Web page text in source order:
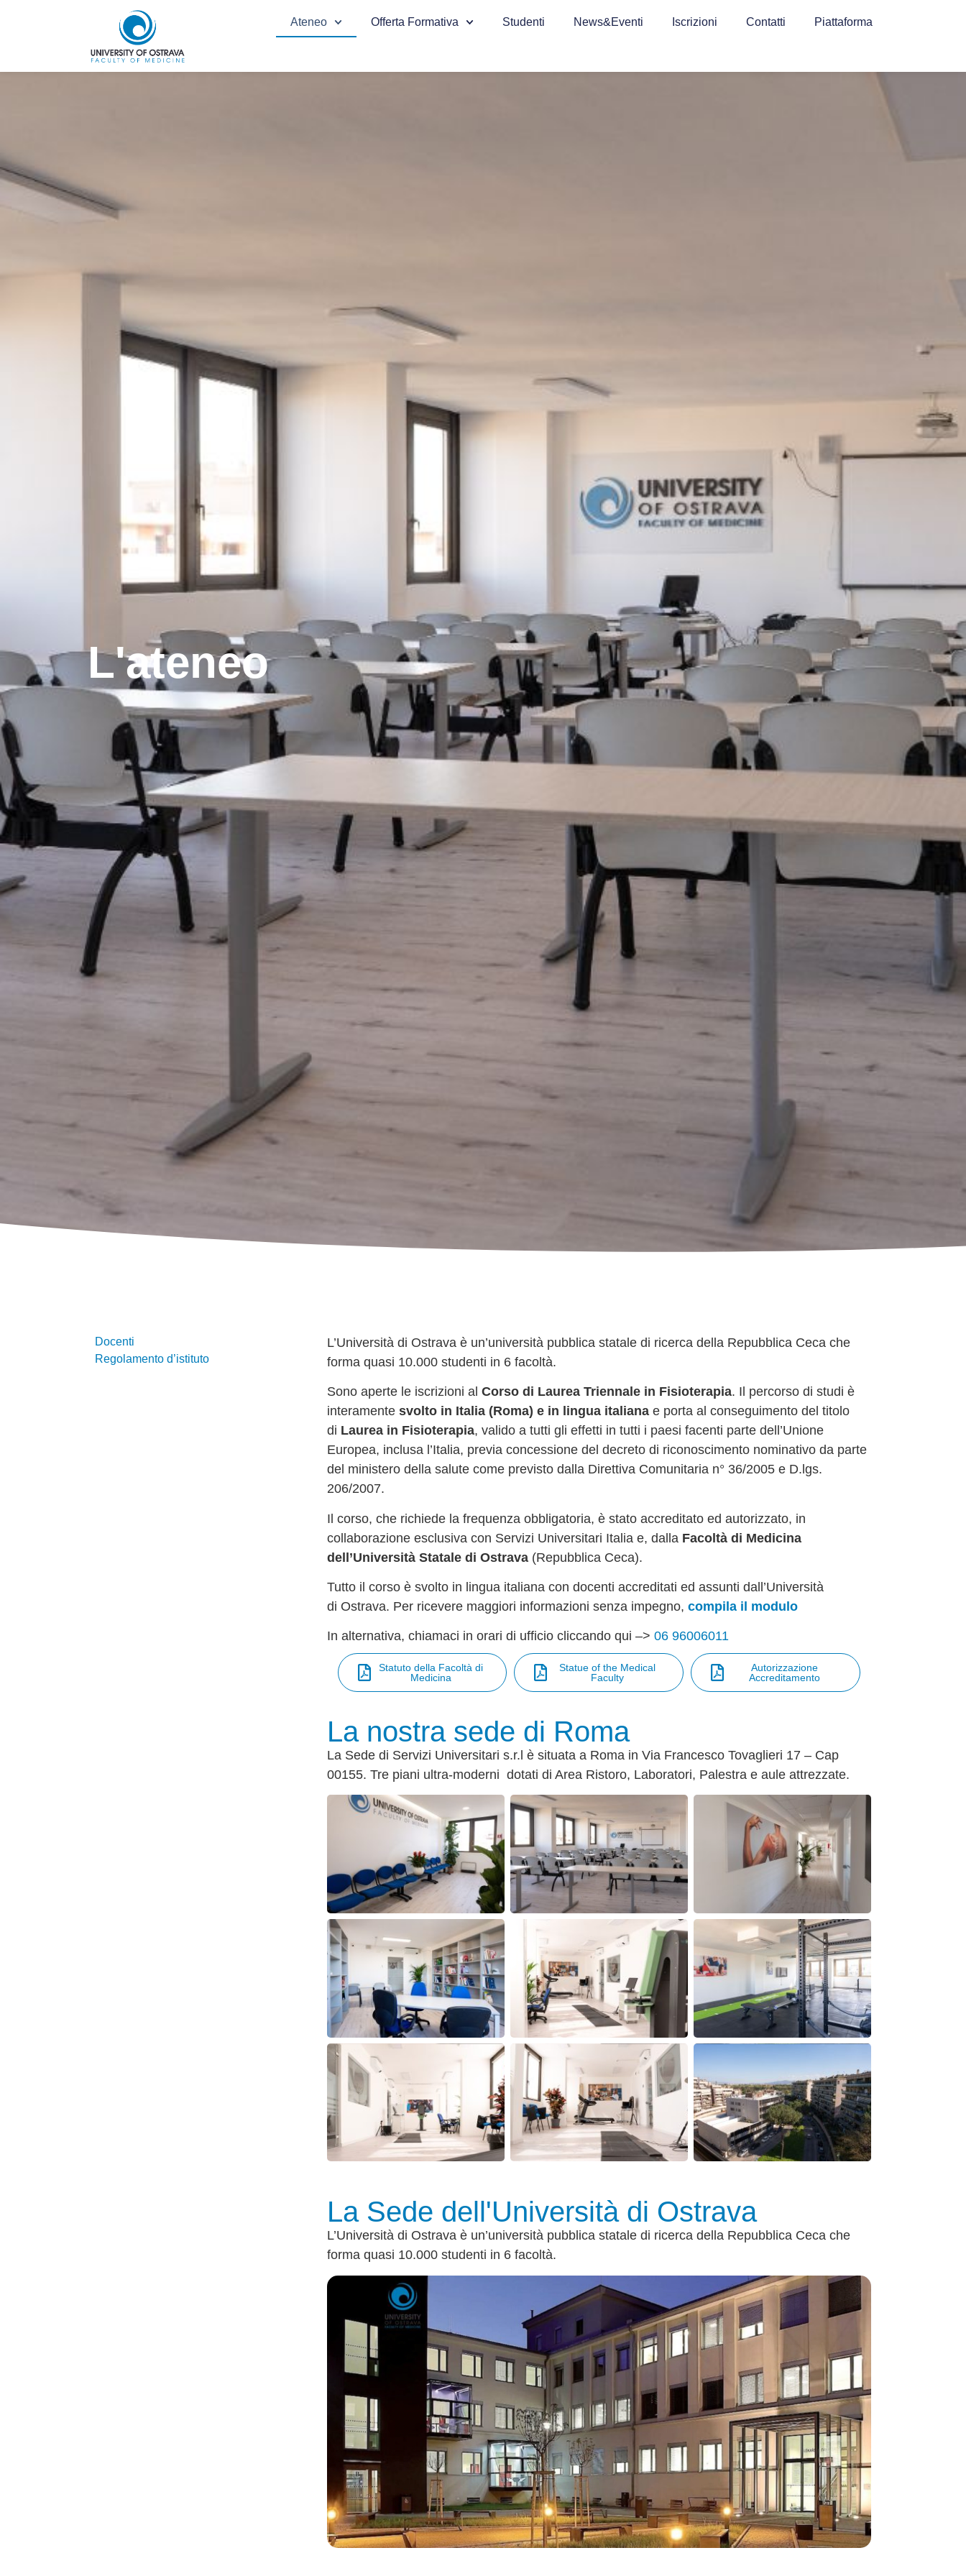
Ateneo Offerta Formativa Studenti News&Eventi Iscrizioni Contatti Piattaforma
L'ateneo
Docenti
Regolamento d’istituto
L’Università di Ostrava è un’università pubblica statale di ricerca della Repubblica Ceca che
forma quasi 10.000 studenti in 6 facoltà.
Sono aperte le iscrizioni al Corso di Laurea Triennale in Fisioterapia. Il percorso di studi è
interamente svolto in Italia (Roma) e in lingua italianae porta al conseguimento del titolo
di Laurea in Fisioterapia, valido a tutti gli effetti in tutti i paesi facenti parte dell’Unione
Europea, inclusa l’Italia, previa concessione del decreto di riconoscimento nominativo da parte
del ministero della salute come previsto dalla Direttiva Comunitaria n° 36/2005 e D.lgs.
206/2007.
Il corso, che richiede la frequenza obbligatoria, è stato accreditato ed autorizzato, in
collaborazione esclusiva con Servizi Universitari Italia e, dalla Facoltà di Medicina
dell’Università Statale di Ostrava(Repubblica Ceca).
Tutto il corso è svolto in lingua italiana con docenti accreditati ed assunti dall’Università
di Ostrava. Per ricevere maggiori informazioni senza impegno, compila il modulo
In alternativa, chiamaci in orari di ufficio cliccando qui –> 06 96006011
Statuto della Facoltà di
Medicina
Statue of the Medical
Faculty
Autorizzazione
Accreditamento
La nostra sede di Roma
La Sede di Servizi Universitari s.r.l è situata a Roma in Via Francesco Tovaglieri 17 – Cap
00155. Tre piani ultra-moderni dotati di Area Ristoro, Laboratori, Palestra e aule attrezzate.
La Sede dell'Università di Ostrava
L’Università di Ostrava è un’università pubblica statale di ricerca della Repubblica Ceca che
forma quasi 10.000 studenti in 6 facoltà.